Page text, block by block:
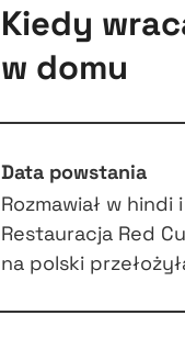
Kiedy
w domu
Data powstania
Rozmawiał w
Restauracja Red
na polski